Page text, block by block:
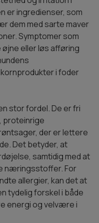
er ingredienser, som
dem med sarte maver
Symptomer som
eller løs afføring
i foder
stor fordel. De er fri
proteinrige
der er lettere
Det betyder, at
samtidig med at
næringsstoffer. For
allergier, kan det at
tydelig forskel i både
energi og velvære i